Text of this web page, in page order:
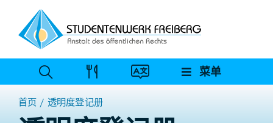
容
菜单
首页 透明度登记册